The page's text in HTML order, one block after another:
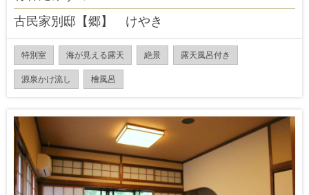
古民家別邸【郷】 けやき
特別室 海が見える露天 絶景 露天風呂付き
源泉かけ流し 檜風呂